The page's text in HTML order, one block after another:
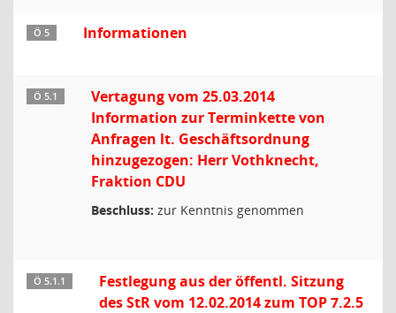
Ö 5 Informationen
Ö 5.1
Vertagung vom 25.03.2014
Information zur Terminkette von
Anfragen lt. Geschäftsordnung
hinzugezogen: Herr Vothknecht,
Fraktion CDU
Beschluss: zur Kenntnis genommen
Ö 5.1.1
Festlegung aus der öffentl. Sitzung
des StR vom 12.02.2014 zum TOP 7.2.5